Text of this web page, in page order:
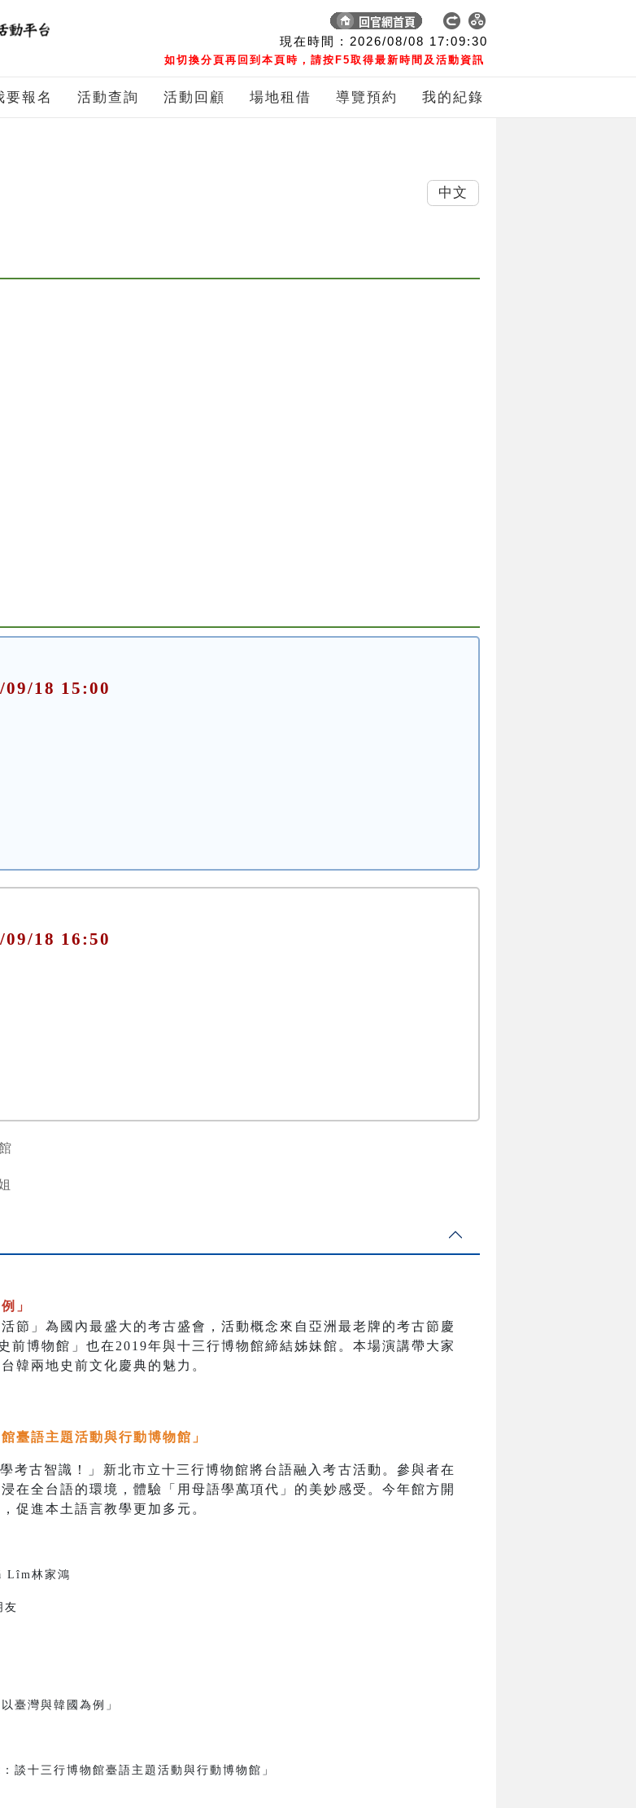
現在時間 : 2026/08/08 17:09:30
如切換分頁再回到本頁時，請按F5取得最新時間及活動資訊
要報名 活動查詢 活動回顧 場地租借 導覽預約 我的紀錄
18 15:00
18 16:50
」
節」為國內最盛大的考古盛會，活動概念來自亞洲最老牌的考古節慶
前博物館」也在2019年與十三行博物館締結姊妹館。本場演講帶大家
韓兩地史前文化慶典的魅力。
臺語主題活動與行動博物館」
考古智識！」新北市立十三行博物館將台語融入考古活動。參與者在
在全台語的環境，體驗「用母語學萬項代」的美妙感受。今年館方開
促進本土語言教學更加多元。
Lîm林家鴻
友
臺灣與韓國為例」
談十三行博物館臺語主題活動與行動博物館」